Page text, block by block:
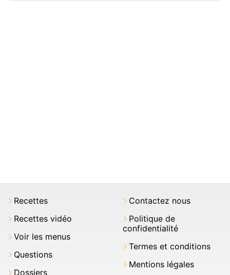
Recettes
Recettes vidéo
Voir les menus
Questions
Dossiers
Contactez nous
Politique de
confidentialité
Termes et conditions
Mentions légales